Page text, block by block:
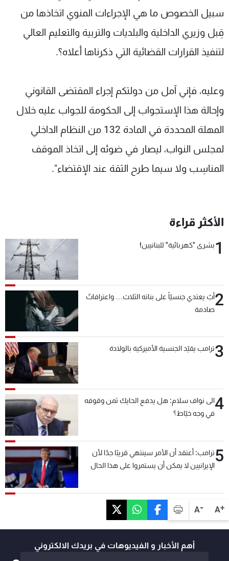
A+
A-
سبيل الخصوص ما هي الإجراءات المنوي اتخاذها من
قِبل وزيري الداخلية والبلديات والتربية والتعليم العالي
لتنفيذ القرارات القضائية التي ذكرناها أعلاه؟.
وعليه، فإني آمل من دولتكم إجراء المقتضى القانوني
وإحالة هذا الإستجواب إلى الحكومة للجواب عليه خلال
المهلة المحددة في المادة 132 من النظام الداخلي
لمجلس النواب، ليصار في ضوئه إلى اتخاذ الموقف
المناسِب ولا سيما طرح الثقة عند الإقتضاء".
الأكثر قراءة
1بشرى "كهربائية" للبنانيين!
2أبٌ يعتدي جنسيّاً على بناته الثلاث… واعترافاتٌ
صادمة
3ترامب يقيّد الجنسية الأميركية بالولادة
4الى نواف سلام: هل يدفع الحايك ثمن وقوفه
في وجه خيّاط؟
5ترامب: أعتقد أن الأمر سينتهي قريبًا جدًا لأن
الإيرانيين لا يمكن أن يستمروا على هذا الحال
أهم الأخبار و الفيديوهات في بريدك الالكتروني